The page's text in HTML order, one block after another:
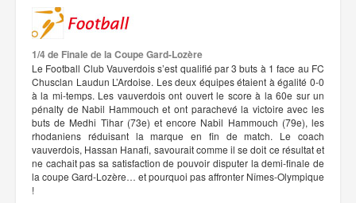
1/4 de Finale de la Coupe Gard-Lozère
Le Football Club Vauverdois s’est qualifié par 3 buts à 1 face au FC
Chusclan Laudun L’Ardoise. Les deux équipes étaient à égalité 0-0
à la mi-temps. Les vauverdois ont ouvert le score à la 60e sur un
pénalty de Nabil Hammouch et ont parachevé la victoire avec les
buts de Medhi Tihar (73e) et encore Nabil Hammouch (79e), les
rhodaniens réduisant la marque en fin de match. Le coach
vauverdois, Hassan Hanafi, savourait comme il se doit ce résultat et
ne cachait pas sa satisfaction de pouvoir disputer la demi-finale de
la coupe Gard-Lozère… et pourquoi pas affronter Nîmes-Olympique
!